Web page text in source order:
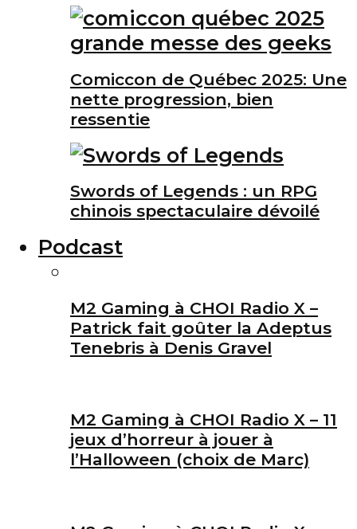
Comiccon de Québec 2025: Une
nette progression, bien
ressentie
Swords of Legends : un RPG
chinois spectaculaire dévoilé
Podcast
M2 Gaming à CHOI Radio X –
Patrick fait goûter la Adeptus
Tenebris à Denis Gravel
M2 Gaming à CHOI Radio X – 11
jeux d’horreur à jouer à
l’Halloween (choix de Marc)